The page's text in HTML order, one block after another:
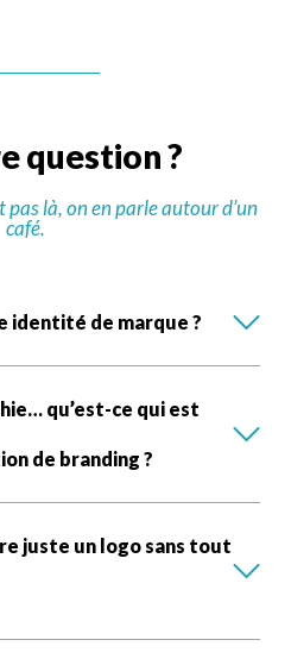
equestion?
pas là, on en parle autour d’un
café.
identité de marque ?
qu’est-ce qui est
de branding ?
juste un logo sans tout